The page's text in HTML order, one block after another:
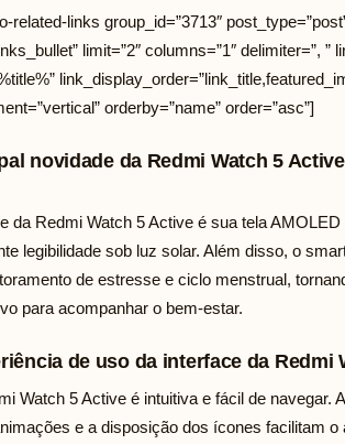
related-links group_id=”3713″
limit=”2″ columns=”1″ delimiter=”, ”
orderby=”name” order=”asc”]
novidade da Redmi Watch 5
da Redmi Watch 5 Active é sua tela
legibilidade sob luz solar. Além disso, o
de estresse e ciclo menstrual,
para acompanhar o bem-estar.
de uso da interface da Redmi
Watch 5 Active é intuitiva e fácil de
e a disposição dos ícones facilitam